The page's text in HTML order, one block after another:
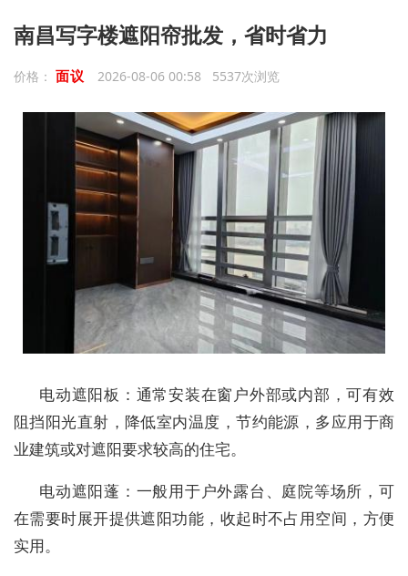
南昌写字楼遮阳帘批发，省时省力
价格： 面议 2026-08-06 00:58 5537次浏览
电动遮阳板：通常安装在窗户外部或内部，可有效
阻挡阳光直射，降低室内温度，节约能源，多应用于商
业建筑或对遮阳要求较高的住宅。
电动遮阳蓬：一般用于户外露台、庭院等场所，可
在需要时展开提供遮阳功能，收起时不占用空间，方便
实用。